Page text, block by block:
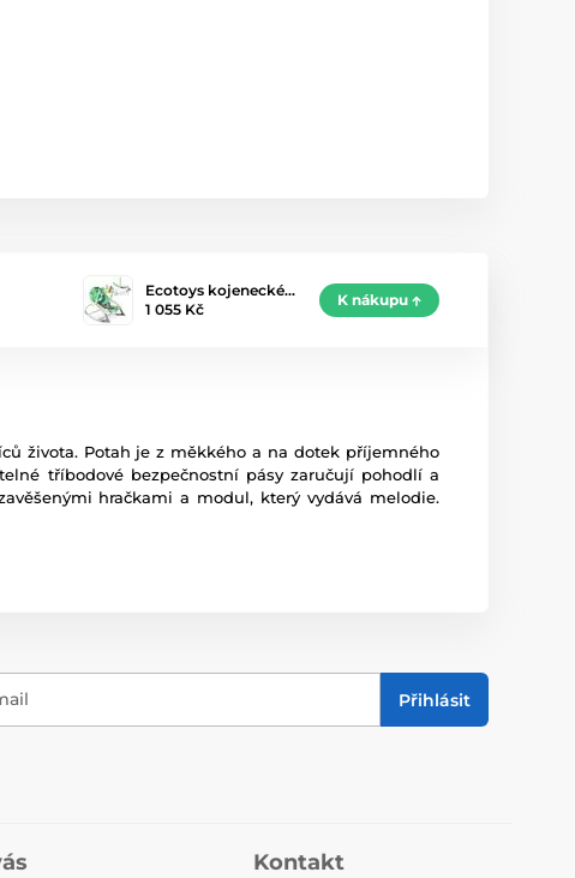
Ecotoys kojenecké…
1 055 Kč
K nákupu
života. Potah je z měkkého a na dotek příjemného
tříbodové bezpečnostní pásy zaručují pohodlí a
hračkami a modul, který vydává melodie.
Přihlásit
Kontakt